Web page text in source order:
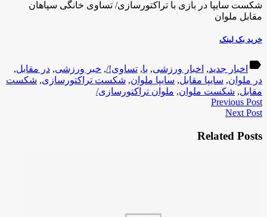
شکست سایپا در بازی با تراکتورسازی/ تساوی خانگی سپاهان
مقابل ملوان
خرید بک لینک
label اخبار جدید, اخبار ورزشی, با, تساوی!/, خبر ورزشی, در مقابل,
در ملوان, سایپا مقابل, سایپا ملوان, شکست تراکتورسازی, شکست
مقابل, شکست ملوان, ملوان تراکتورسازی/
Previous Post
Next Post
Related Posts